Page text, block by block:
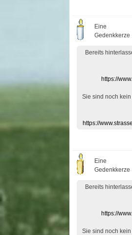
Eine
Gedenkkerze
Bereits
https://
Sie sind noch
https://
Eine
Gedenkkerze
Bereits
https://
Sie sind noch